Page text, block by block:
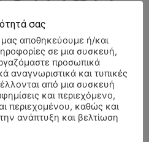
σας
μας αποθηκεύουμε ή/και
σε μια συσκευή,
προσωπικά
αναγνωριστικά και τυπικές
από μια συσκευή
και περιεχόμενο,
περιεχομένου, καθώς και
ανάπτυξη και βελτίωση